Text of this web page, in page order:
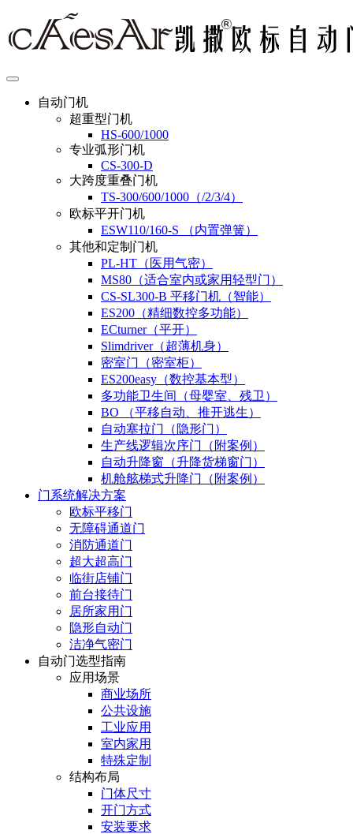
自动门机
超重型门机
HS-600/1000
专业弧形门机
CS-300-D
大跨度重叠门机
TS-300/600/1000（/2/3/4）
欧标平开门机
ESW110/160-S （内置弹簧）
其他和定制门机
PL-HT（医用气密）
MS80（适合室内或家用轻型门）
CS-SL300-B 平移门机（智能）
ES200（精细数控多功能）
ECturner（平开）
Slimdriver（超薄机身）
密室门（密室柜）
ES200easy（数控基本型）
多功能卫生间（母婴室、残卫）
BO （平移自动、推开逃生）
自动塞拉门（隐形门）
生产线逻辑次序门（附案例）
自动升降窗（升降货梯窗门）
机舱舷梯式升降门（附案例）
门系统解决方案
欧标平移门
无障碍通道门
消防通道门
超大超高门
临街店铺门
前台接待门
居所家用门
隐形自动门
洁净气密门
自动门选型指南
应用场景
商业场所
公共设施
工业应用
室内家用
特殊定制
结构布局
门体尺寸
开门方式
安装要求